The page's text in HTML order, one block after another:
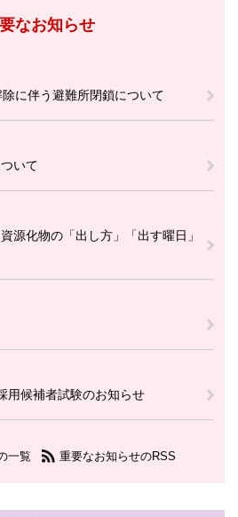
なお知らせ
除に伴う避難所閉鎖について
いて
源化物の「出し方」「出す曜日」
用候補者試験のお知らせ
一覧 重要なお知らせのRSS